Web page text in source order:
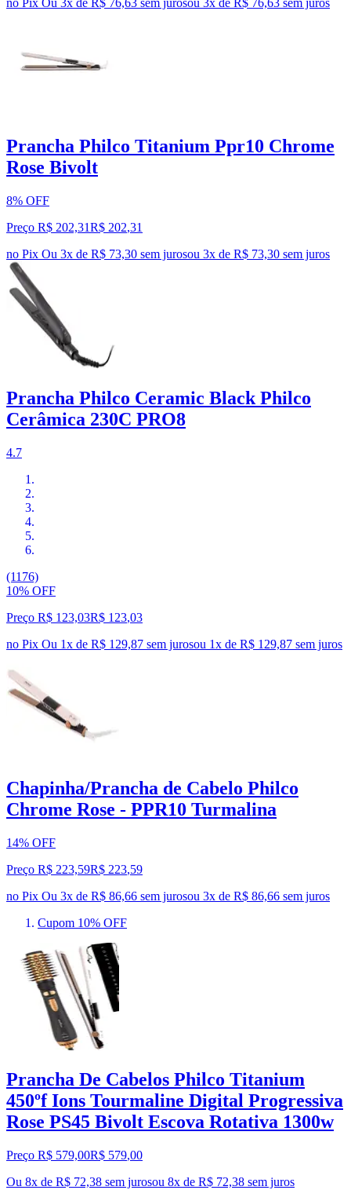
Prancha Philco Titanium Ppr10 Chrome
Rose Bivolt
8% OFF
Preço R$ 202,31R$ 202,31
no Pix Ou 3x de R$ 73,30 sem jurosou 3x de R$ 73,30 sem juros
Prancha Philco Ceramic Black Philco
Cerâmica 230C PRO8
4.7
(1176)
10% OFF
Preço R$ 123,03R$ 123,03
no Pix Ou 1x de R$ 129,87 sem jurosou 1x de R$ 129,87 sem juros
Chapinha/Prancha de Cabelo Philco
Chrome Rose - PPR10 Turmalina
14% OFF
Preço R$ 223,59R$ 223,59
no Pix Ou 3x de R$ 86,66 sem jurosou 3x de R$ 86,66 sem juros
Cupom 10% OFF
Prancha De Cabelos Philco Titanium
450ºf Ions Tourmaline Digital Progressiva
Rose PS45 Bivolt Escova Rotativa 1300w
Preço R$ 579,00R$ 579,00
Ou 8x de R$ 72,38 sem jurosou 8x de R$ 72,38 sem juros